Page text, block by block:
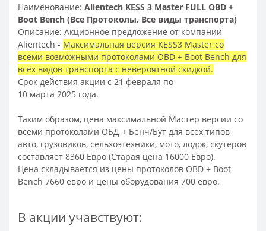
Наименование: Alientech KESS 3 Master FULL OBD +
Boot Bench (Все Протоколы, Все виды транспорта)
Описание: Акционное предложение от компании
Alientech - Максимальная версия KESS3 Master со
всеми возможными протоколами OBD + Boot Bench для
всех видов транспорта с невероятной скидкой.
Срок действия акции с 21 февраля по
10 марта 2025 года.
Таким образом, цена максимальной Мастер версии со
всеми протоколами ОБД + Бенч/Бут для всех типов
авто, грузовиков, сельхозтехники, мото, лодок, скутеров
составляет 8360 Евро (Старая цена 16000 Евро).
Цена складывается из цены протоколов OBD + Boot
Bench 7660 евро и цены оборудования 700 евро.
В акции учавствуют: